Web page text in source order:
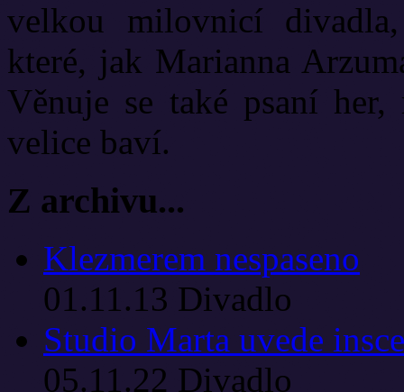
velkou milovnicí
které, jak Marianna
Věnuje se také psaní
velice baví.
Z archivu...
Klezmerem nespaseno
01.11.13 Divadlo
Studio Marta uvede
05.11.22 Divadlo